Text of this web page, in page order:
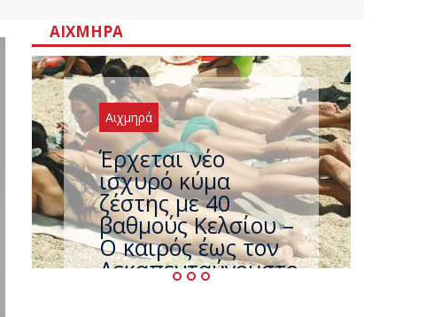
ΑΙΧΜΗΡΆ
Αιχμηρά
Άφαντος ο
Τσίπρας… την ώρα
που η χώρα
καίγεται